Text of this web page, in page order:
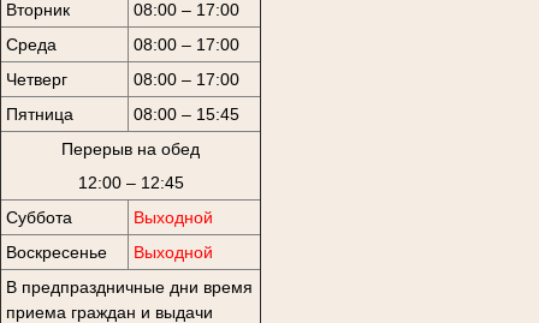
Вторник
08:00 – 17:00
Среда
08:00 – 17:00
Четверг
08:00 – 17:00
Пятница
08:00 – 15:45
Перерыв на обед
12:00 – 12:45
Суббота
Выходной
Воскресенье
Выходной
В предпраздничные дни время
приема граждан и выдачи